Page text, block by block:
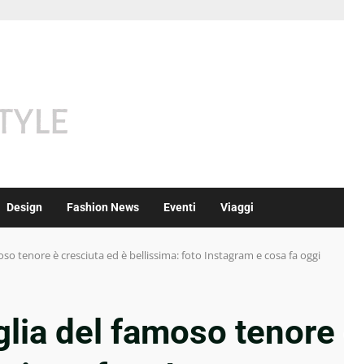
Design Fashion News Eventi Viaggi
tenore è cresciuta ed è bellissima: foto Instagram e cosa fa oggi
del famoso tenore